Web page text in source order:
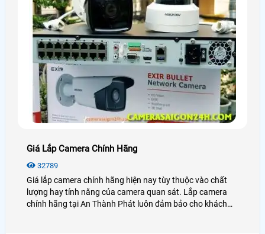
Giá Lắp Camera Chính Hãng
32789
Giá lắp camera chính hãng hiện nay tùy thuộc vào chất
lượng hay tính năng của camera quan sát. Lắp camera
chính hãng tại An Thành Phát luôn đảm bảo cho khách